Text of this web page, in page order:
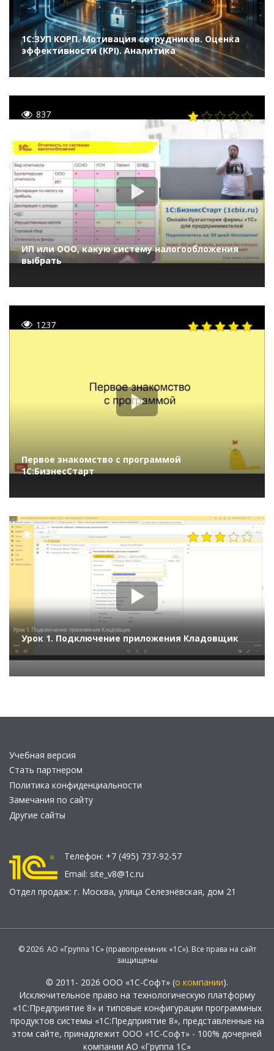
1С:ЗУП КОРП. Мотивация сотрудников. Оценка
эффективности (KPI). Аналитика
837
ИП или ООО, какую систему налогообложения
выбрать
1237
Первое знакомство с программой
1С:БизнесСтарт
14332
Урок 1. Подключение приложения Кладовщик
Учебная версия
Стать партнером
Политика конфиденциальности
Замечания по сайту
Другие сайты
Телефон: +7 (495) 737-92-57
Email: site_v8@1c.ru
Отдел продаж: г. Москва, улица Селезнёвская, дом 21
© 2026 АО «Группа 1С» (правопреемник «1С»). Все права на сайт
защищены
© 2011- 2026 ООО «1С-Софт» (о компании).
Исключительное право на технологическую платформу
«1С:Предприятие 8» и типовые конфигурации программных
продуктов системы «1С:Предприятие 8», представленные на
этом сайте, принадлежит ООО «1С-Софт» - 100% дочерней
компании АО «Группа 1С»